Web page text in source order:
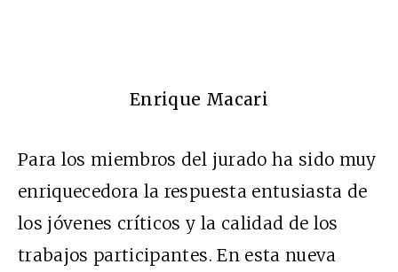
Enrique Macari
Para los miembros del jurado ha sido muy
enriquecedora la respuesta entusiasta de
los jóvenes críticos y la calidad de los
trabajos participantes. En esta nueva